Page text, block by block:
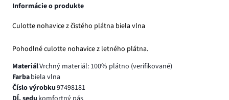
Informácie o produkte
Culotte nohavice z čistého plátna biela vlna
Pohodlné culotte nohavice z letného plátna.
MateriálVrchný materiál: 100% plátno (verifikované)
Farbabiela vlna
Číslo výrobku97498181